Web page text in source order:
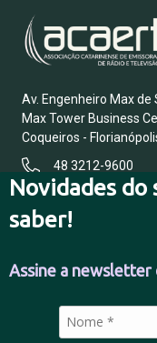
Novidades do
saber!
Assine a newsletter
Av. Engenheiro Max de
Max Tower Business
Coqueiros -
48 3212-9600
FALE CONOSCO
POLÍTICA DE